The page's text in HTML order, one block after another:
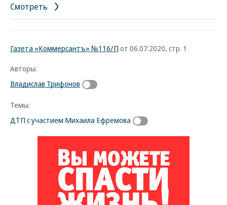
Смотреть
Газета «Коммерсантъ» №116/П от 06.07.2020, стр. 1
Авторы:
Владислав Трифонов
Темы:
ДТП с участием Михаила Ефремова